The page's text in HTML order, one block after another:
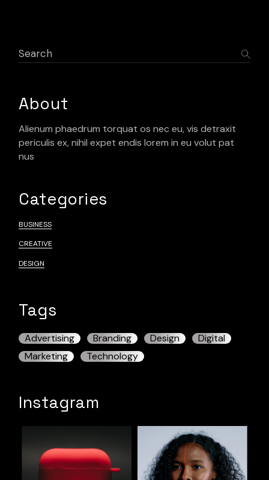
About
Alienum phaedrum torquat os nec eu, vis detraxit
periculis ex, nihil expet endis lorem in eu volut pat
nus
Categories
BUSINESS
CREATIVE
DESIGN
Tags
Advertising Branding Design
Digital
Marketing
Technology
Instagram